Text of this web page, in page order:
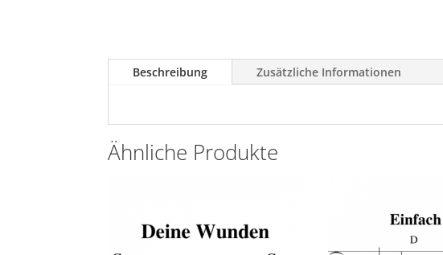
Beschreibung Zusätzliche Informationen
Ähnliche Produkte